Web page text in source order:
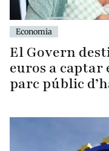
Economia
El Govern
euros a
parc públic